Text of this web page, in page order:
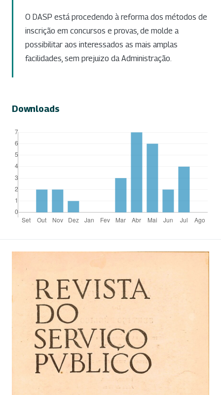
O DASP está procedendo à reforma dos métodos de
inscrição em concursos e provas, de molde a
possibilitar aos interessados as mais amplas
facilidades, sem prejuizo da Administração.
Downloads